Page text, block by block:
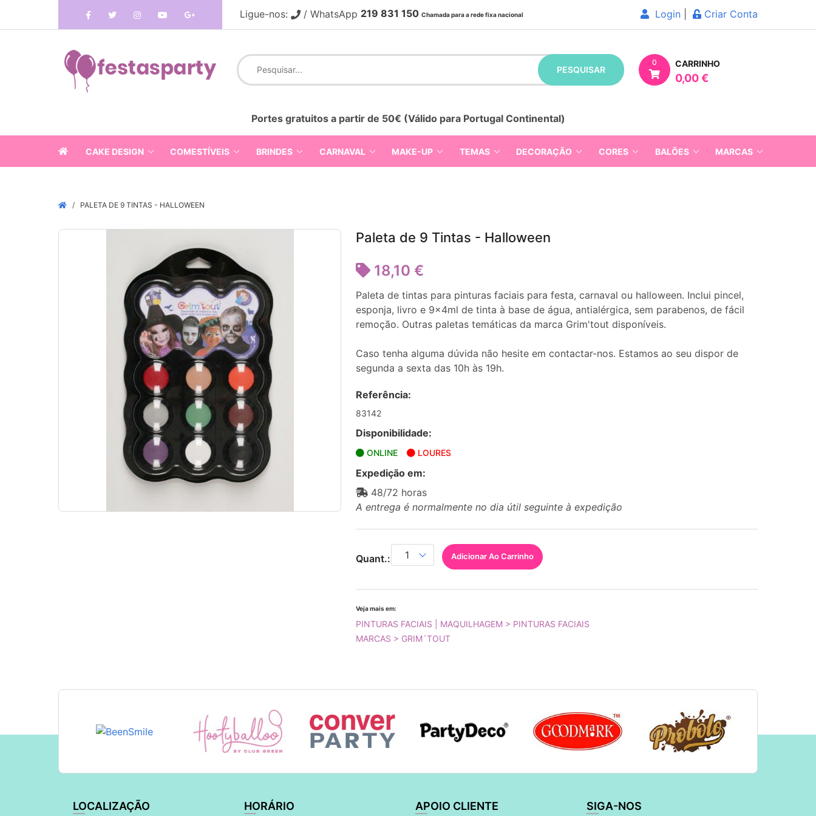
Ligue-nos: / WhatsApp 219 831 150 Chamada para a rede fixa nacional Login Criar Conta
PESQUISAR
0 CARRINHO
0,00 €
Portes gratuitos a partir de 50€ (Válido para Portugal Continental)
CAKE DESIGN COMESTÍVEIS BRINDES CARNAVAL MAKE-UP TEMAS DECORAÇÃO CORES BALÕES MARCAS
PALETA DE 9 TINTAS - HALLOWEEN
Paleta de 9 Tintas - Halloween
18,10 €
Paleta de tintas para pinturas faciais para festa, carnaval ou halloween. Inclui pincel,
esponja, livro e 9x4ml de tinta à base de água, antialérgica, sem parabenos, de fácil
remoção. Outras paletas temáticas da marca Grim'tout disponíveis.
Caso tenha alguma dúvida não hesite em contactar-nos. Estamos ao seu dispor de
segunda a sexta das 10h às 19h.
Referência:
83142
Disponibilidade:
ONLINE LOURES
Expedição em:
48/72 horas
A entrega é normalmente no dia útil seguinte à expedição
Quant.: Adicionar Ao Carrinho
Veja mais em:
PINTURAS FACIAIS | MAQUILHAGEM > PINTURAS FACIAIS
MARCAS > GRIM´TOUT
LOCALIZAÇÃO HORÁRIO APOIO CLIENTE SIGA-NOS